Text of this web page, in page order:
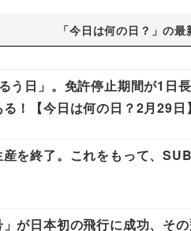
「今日は何の日？」の最
う日」。免許停止期間が1日
！【今日は何の日？2月29日】
を終了。これをもって、
が日本初の飛行に成功、そ